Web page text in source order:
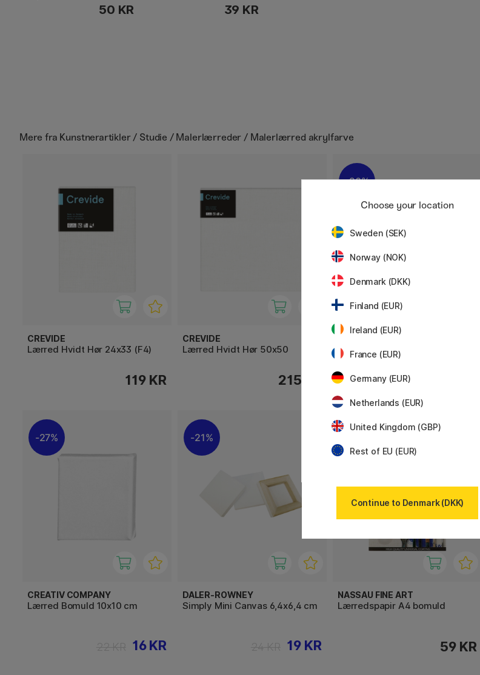
50 KR 39 KR
Mere fra Kunstnerartikler / Studie / Malerlærreder / Malerlærred akrylfarve
CREVIDE
Lærred Hvidt Hør 24x33 (F4)
119 KR
CREVIDE
Lærred Hvidt Hør 50x50
215 KR
20%
Lærred Naturhør 41x33 (F6)
145 KR
27%
CREATIV COMPANY
Lærred Bomuld 10x10 cm
16 KR
21%
DALER-ROWNEY
Simply Mini Canvas 6,4x6,4 cm
19 KR
NASSAU FINE ART
Lærredspapir A4 bomuld
59 KR
Choose your location
Sweden (SEK)
Norway (NOK)
Denmark (DKK)
Finland (EUR)
Ireland (EUR)
France (EUR)
Germany (EUR)
Netherlands (EUR)
United Kingdom (GBP)
Rest of EU (EUR)
Continue to Denmark (DKK)